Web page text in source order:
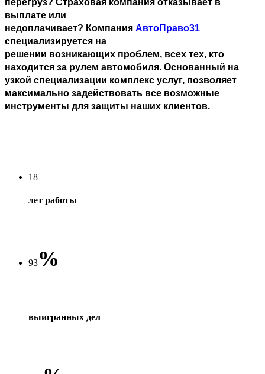
перегруз? Страховая компания отказывает в
выплате или
недоплачивает? Компания АвтоПраво31
специализируется на
решении возникающих проблем, всех тех, кто
находится за рулем автомобиля. Основанный на
узкой специализации комплекс услуг, позволяет
максимально задействовать все возможные
инструменты для защиты наших клиентов.
18
лет работы
93%
выигранных дел